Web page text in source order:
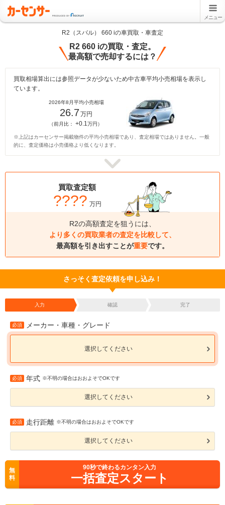
メニュー
R2（スバル） 660 iの車買取・車査定
R2 660 iの買取・査定。
最高額で売却するには？
買取相場算出には参照データが少ないため中古車平均小売相場を表示し
ています。
2026年8月平均小売相場
26.7万円
（前月比： +0.1万円）
※上記はカーセンサー掲載物件の平均小売相場であり、査定相場ではありません。一般
的に、査定価格は小売価格より低くなります。
買取査定額
???? 万円
R2の高額査定を狙うには、
より多くの買取業者の査定を比較して、
最高額を引き出すことが重要です。
さっそく査定依頼を申し込み！
入力 確認 完了
必須 メーカー・車種・グレード
選択してください
必須 年式 ※不明の場合はおおよそでOKです
選択してください
必須 走行距離 ※不明の場合はおおよそでOKです
選択してください
無
料
90秒で終わるカンタン入力
一括査定スタート